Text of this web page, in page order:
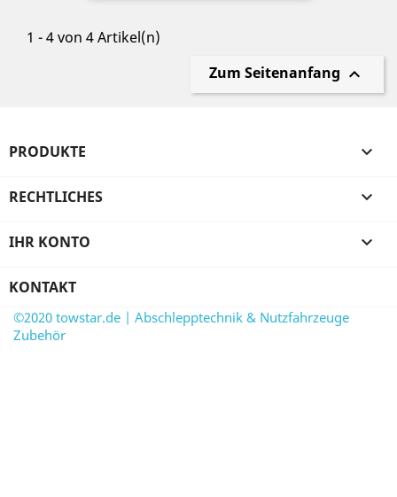
1 - 4 von 4 Artikel(n)
Zum Seitenanfang 
PRODUKTE 
RECHTLICHES 
IHR KONTO 
KONTAKT
©2020 towstar.de | Abschlepptechnik & Nutzfahrzeuge
Zubehör